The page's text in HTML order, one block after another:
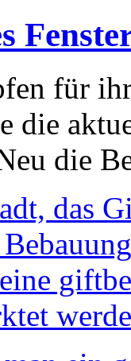
für
die
die
das